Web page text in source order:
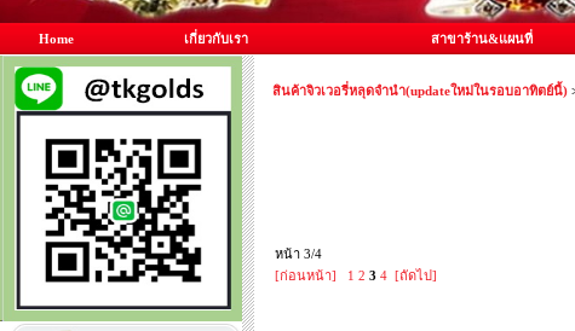
Home เกี่ยวกับเรา สาขาร้าน&แผนที่
สินค้าจิวเวอรี่หลุดจำนำ(updateใหม่ในรอบอาทิตย์นี้)
หน้า 3/4
[ก่อนหน้า]
1 2 3 4 [ถัดไป]